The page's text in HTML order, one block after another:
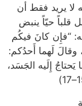
لا يريد فقط أن
قلباً حيّاً ينبض
“فإِن كانَ فيكُم
وقالَ لَهما أَحدُكم:
إِلَيه الجَسَد،